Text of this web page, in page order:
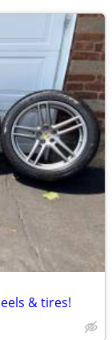
& tires!